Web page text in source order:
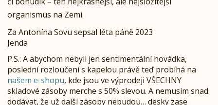
organismus na Zemi.
Za Antonína Sovu sepsal léta páně 2023
Jenda
P.S.: A abychom nebyli jen sentimentální hovádka,
poslední rozloučení s kapelou právě teď probíhá na
našem e-shopu, kde jsou ve výprodeji VŠECHNY
skladové zásoby merche s 50% slevou. A nemusim snad
dodávat, že už další zásoby nebudou… desky zase